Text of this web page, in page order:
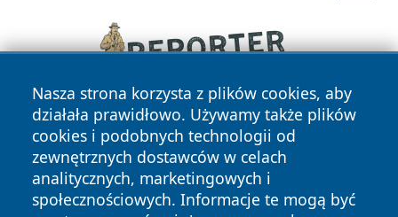
Nasza strona korzysta z plików cookies, aby
działała prawidłowo. Używamy także plików
cookies i podobnych technologii od
zewnętrznych dostawców w celach
analitycznych, marketingowych i
społecznościowych. Informacje te mogą być